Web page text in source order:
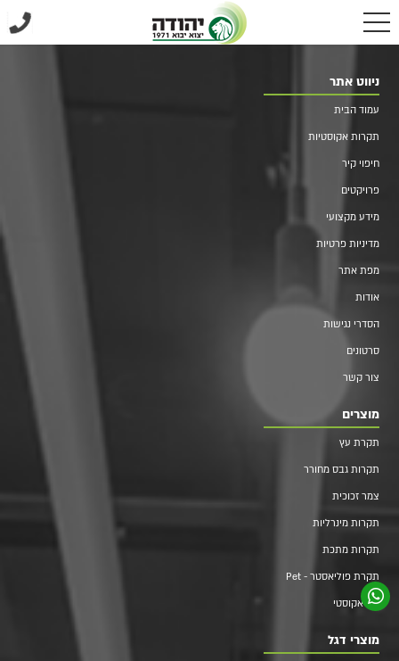
ניווט אתר
עמוד הבית
תקרות אקוסטיות
חיפוי קיר
פרויקטים
מידע מקצועי
מדיניות פרטיות
מפת אתר
אודות
הסדרי נגישות
סרטונים
צור קשר
מוצרים
תקרת עץ
תקרות גבס מחורר
צמר זכוכית
תקרות מינרליות
תקרות מתכת
תקרת פוליאסטר - Pet
תא אקוסטי
מוצרי דגל